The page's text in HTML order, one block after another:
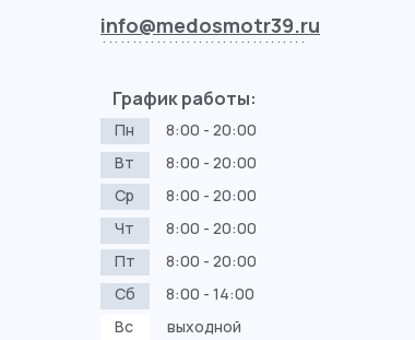
График работы:
Вт
Ср
Чт
Пт
Сб
Вс
8:00 - 20:00
8:00 - 20:00
Пн 8:00 - 20:00
8:00 - 20:00
8:00 - 20:00
выходной
8:00 - 14:00
..................................
info@medosmotr39.ru